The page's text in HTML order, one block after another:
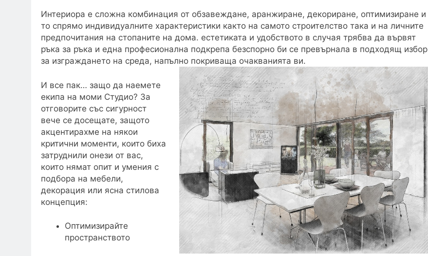
Интериора е сложна комбинация от обзавеждане, аранжиране, декориране, оптимизиране и
то спрямо индивидуалните характеристики както на самото строителство така и на личните
предпочитания на стопаните на дома. естетиката и удобството в случая трябва да вървят
ръка за ръка и една професионална подкрепа безспорно би се превърнала в подходящ избор
за изграждането на среда, напълно покриваща очакванията ви.
И все пак… защо да наемете
екипа на моми Студио? За
отговорите със сигурност
вече се досещате, защото
акцентирахме на някои
критични моменти, които биха
затруднили онези от вас,
които нямат опит и умения с
подбора на мебели,
декорация или ясна стилова
концепция:
Оптимизирайте
пространството